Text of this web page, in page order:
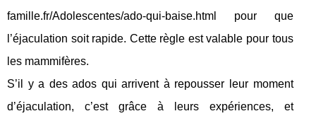
famille.fr/Adolescentes/ado-qui-baise.html pour que
l’éjaculation soit rapide. Cette règle est valable pour tous
les mammifères.
S’il y a des ados qui arrivent à repousser leur moment
d’éjaculation, c’est grâce à leurs expériences, et